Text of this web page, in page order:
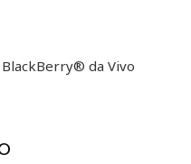
da Vivo